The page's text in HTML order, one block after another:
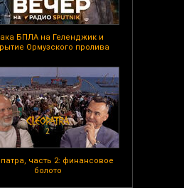
БПЛА на Геленджик и
Ормузского пролива
часть 2: финансовое
болото